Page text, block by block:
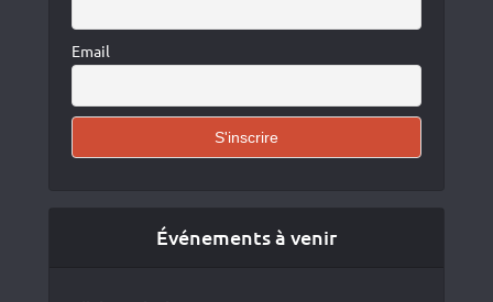
Email
Événements à venir